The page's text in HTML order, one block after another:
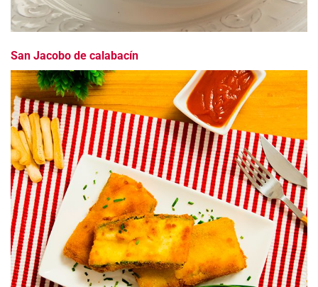
San Jacobo de calabacín